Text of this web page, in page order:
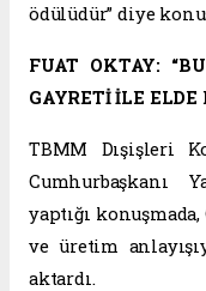
ödülüdür” diye
FUAT OKTAY:
GAYRETİ İLE ELDE
TBMM Dışişleri
Cumhurbaşkanı
yaptığı
ve üretim
aktardı.